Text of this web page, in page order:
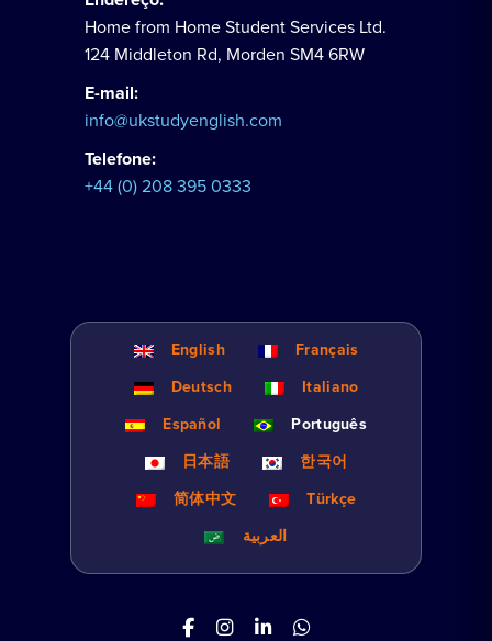
Home from Home Student Services Ltd.
124 Middleton Rd, Morden SM4 6RW
E-mail:
info@ukstudyenglish.com
Telefone:
+44 (0) 208 395 0333
English
Français
Deutsch
Italiano
Español
Português
日本語
한국어
简体中文
Türkçe
العربية